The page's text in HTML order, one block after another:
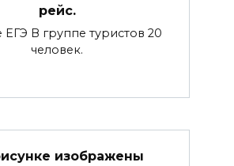
рейс.
ЕГЭ В группе туристов 20
человек.
изображены